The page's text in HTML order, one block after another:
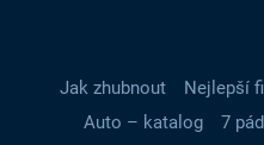
Jak zhubnout Nejlepší
Auto – katalog
7